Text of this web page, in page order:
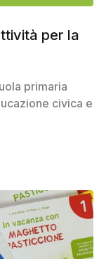
per la
primaria
civica e